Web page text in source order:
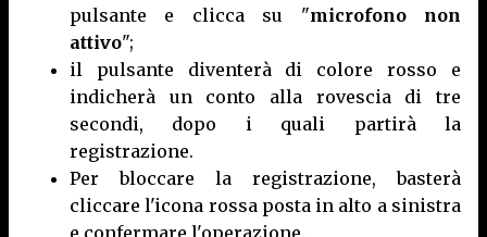
pulsante e clicca su "microfono non
attivo";
il pulsante diventerà di colore rosso e
indicherà un conto alla rovescia di tre
secondi, dopo i quali partirà la
registrazione.
Per bloccare la registrazione, basterà
cliccare l'icona rossa posta in alto a sinistra
e confermare l'operazione.